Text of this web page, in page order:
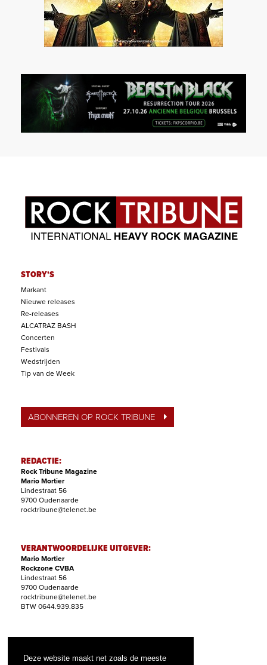
Deze website maakt net zoals de meeste
STORY'S
Markant
Nieuwe releases
Re-releases
ALCATRAZ BASH
Concerten
Festivals
Wedstrijden
Tip van de Week
ABONNEREN OP ROCK TRIBUNE
REDACTIE:
Rock Tribune Magazine
Mario Mortier
Lindestraat 56
9700 Oudenaarde
rocktribune@telenet.be
VERANTWOORDELIJKE UITGEVER:
Mario Mortier
Rockzone CVBA
Lindestraat 56
9700 Oudenaarde
rocktribune@telenet.be
BTW 0644.939.835
Filip Nollet